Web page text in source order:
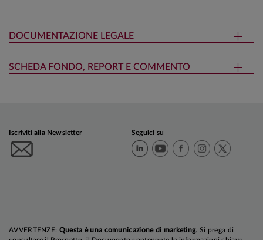
DOCUMENTAZIONE LEGALE
SCHEDA FONDO, REPORT E COMMENTO
Iscriviti alla Newsletter Seguici su
AVVERTENZE: Questa è una comunicazione di marketing. Si prega di